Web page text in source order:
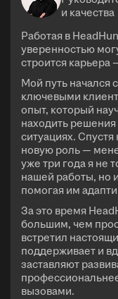
и качества
Работая в
уверенностью
строится карьера
Мой путь начался
ключевыми
опыт, который
находить
ситуациях.
новую роль —
уже три года я не
нашей работы, но
помогая им
За это время
большим, чем
встретил
поддерживает и
заставляют
вызовами.